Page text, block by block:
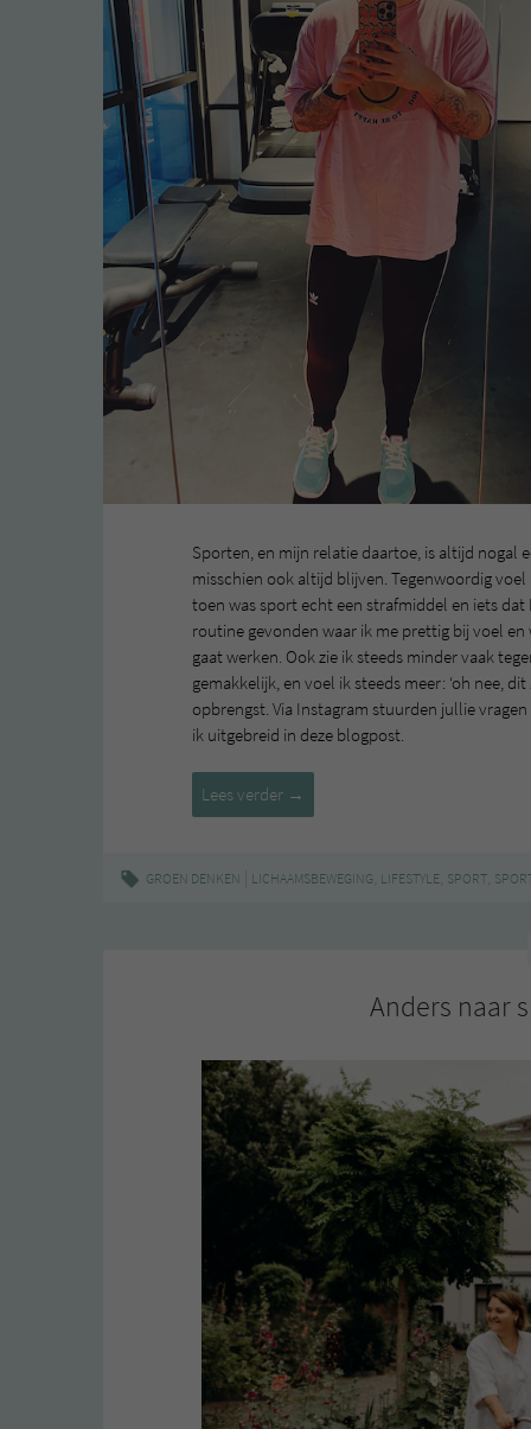
Sporten, en mijn relatie daartoe, is altijd nogal
misschien ook altijd blijven. Tegenwoordig
toen was sport echt een strafmiddel en iets dat
routine gevonden waar ik me prettig bij voel
gaat werken. Ook zie ik steeds minder vaak
gemakkelijk, en voel ik steeds meer: ‘oh nee, dit
opbrengst. Via Instagram stuurden jullie
ik uitgebreid in deze blogpost.
Lees verder Vragen
over
sportroutine
→
GROEN DENKEN LICHAAMSBEWEGING, LIFESTYLE, SPORT,
Anders naar